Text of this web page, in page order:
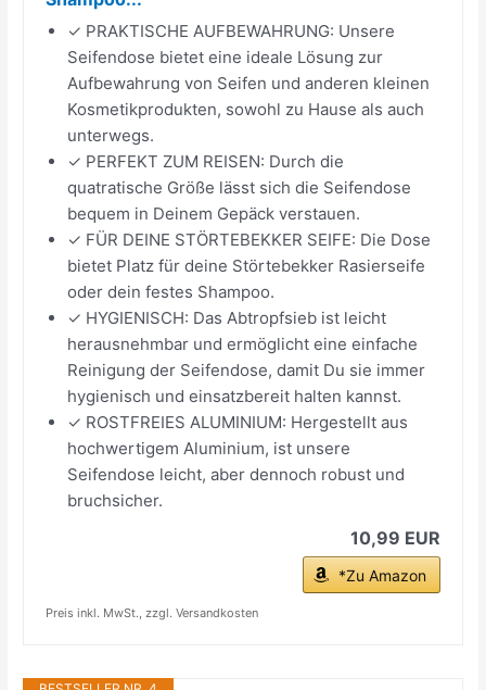
✓ PRAKTISCHE AUFBEWAHRUNG: Unsere
Seifendose bietet eine ideale Lösung zur
Aufbewahrung von Seifen und anderen kleinen
Kosmetikprodukten, sowohl zu Hause als auch
unterwegs.
✓ PERFEKT ZUM REISEN: Durch die
quatratische Größe lässt sich die Seifendose
bequem in Deinem Gepäck verstauen.
✓ FÜR DEINE STÖRTEBEKKER SEIFE: Die Dose
bietet Platz für deine Störtebekker Rasierseife
oder dein festes Shampoo.
✓ HYGIENISCH: Das Abtropfsieb ist leicht
herausnehmbar und ermöglicht eine einfache
Reinigung der Seifendose, damit Du sie immer
hygienisch und einsatzbereit halten kannst.
✓ ROSTFREIES ALUMINIUM: Hergestellt aus
hochwertigem Aluminium, ist unsere
Seifendose leicht, aber dennoch robust und
bruchsicher.
10,99 EUR
*Zu Amazon
Preis inkl. MwSt., zzgl. Versandkosten